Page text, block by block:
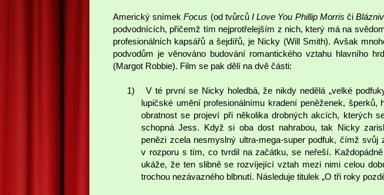
Americký snímekFocus (od tvůrců I Love You Phillip Morris či
podvodnících, přičemž tím nejprotřelejším z nich, který má na
profesionálních kapsářů a šejdířů, je Nicky (Will Smith). Avšak
podvodům je věnováno budování romantického vztahu hlavního
(Margot Robbie). Film se pak dělí na dvě části:
1)
V té první se Nicky holedbá, že nikdy nedělá „velké
lupičské umění profesionálnímu kradení peněženek, šperků,
obratnost se projeví při několika drobných akcích, kterých
schopná Jess. Když si oba dost nahrabou, tak Nicky
penězi zcela nesmyslný ultra-mega-super podfuk, čímž svůj
v rozporu s tím, co tvrdil na začátku, se neřeší.
ukáže, že ten slibně se rozvíjející vztah mezi nimi celou
trochou nezávazného blbnutí. Následuje titulek „O tři roky